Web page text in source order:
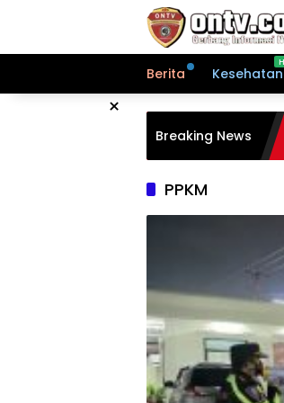
Berita Kesehatan
×
Breaking News
PPKM